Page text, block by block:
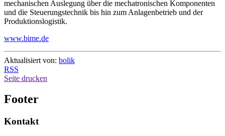
mechanischen Auslegung über die mechatronischen Komponenten
und die Steuerungstechnik bis hin zum Anlagenbetrieb und der
Produktionslogistik.
www.bime.de
Aktualisiert von: bolik
RSS
Seite drucken
Footer
Kontakt